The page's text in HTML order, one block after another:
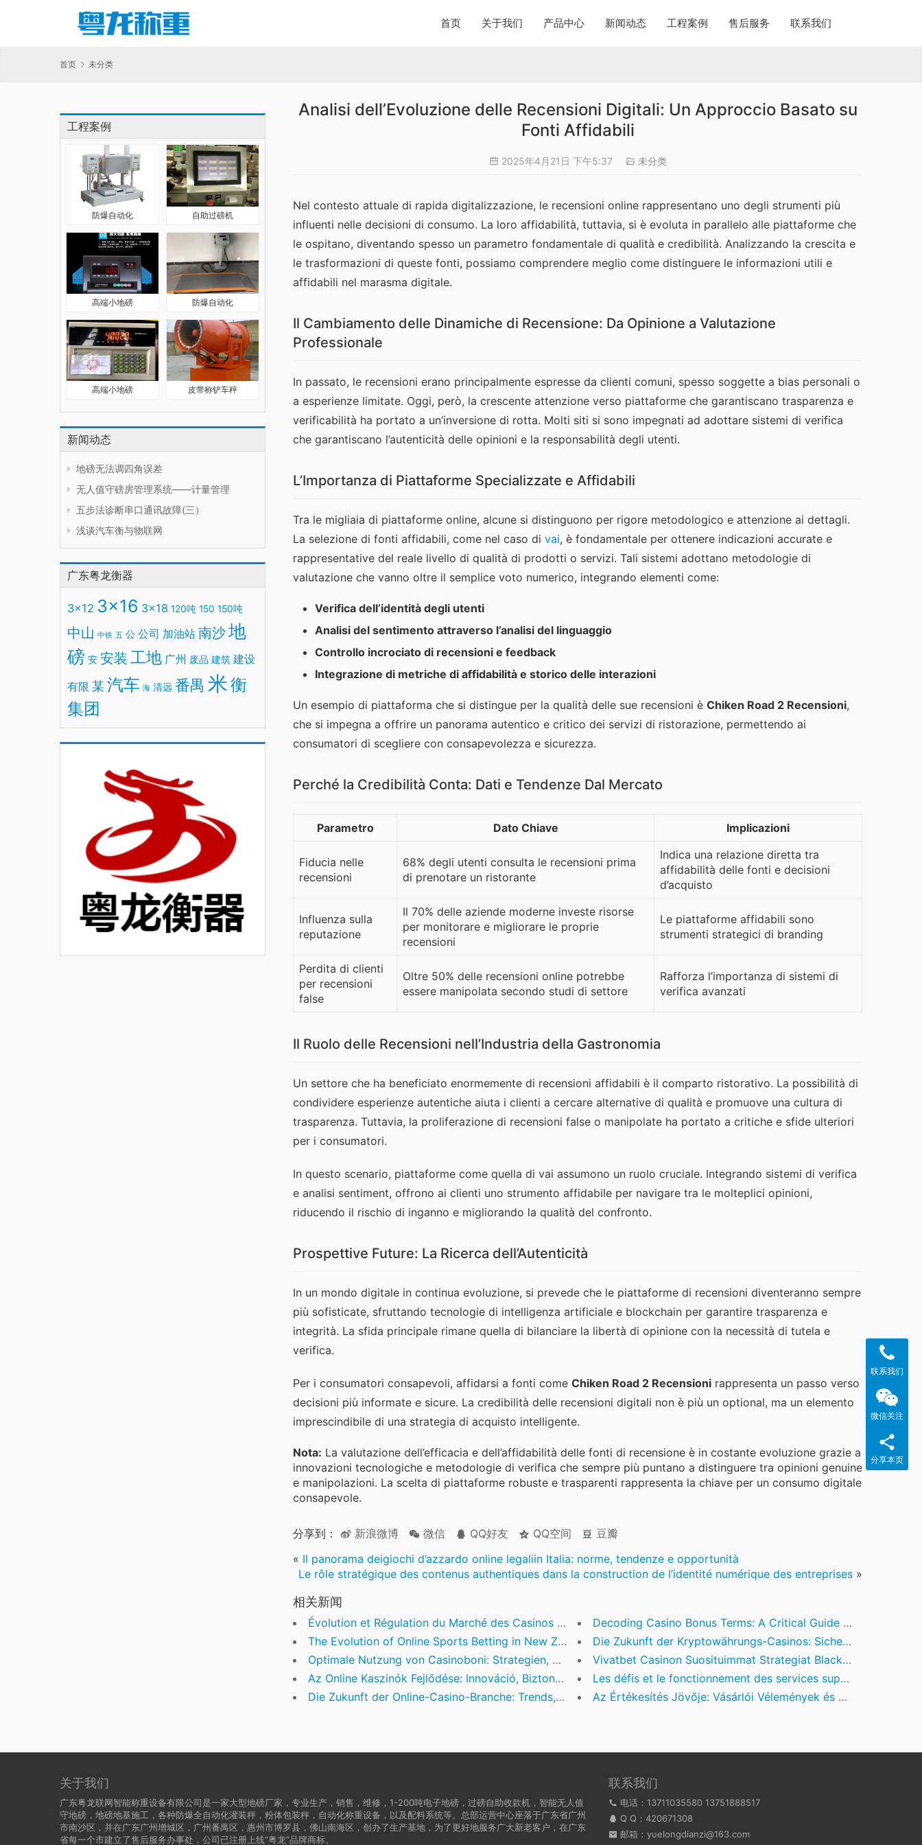
首页 关于我们 产品中心 新闻动态 工程案例 售后服务 联系我们
首页 未分类
工程案例
防爆自动化 自助过磅机
高端小地磅 防爆自动化
高端小地磅 皮带称铲车秤
新闻动态
地磅无法调四角误差
无人值守磅房管理系统——计量管理
五步法诊断串口通讯故障(三）
浅谈汽车衡与物联网
广东粤龙衡器
3x12 3x16 3x18 120吨 150 150吨
中山 中铁 五 公 公司 加油站 南沙地
磅 安 安装 工地 广州 废品 建筑 建设
有限 某 汽车 海 清远 番禺 米衡
集团
Analisi dell’Evoluzione delle Recensioni Digitali: Un Approccio Basato su
Fonti Affidabili
2025年4月21日 下午5:37 未分类
Nel contesto attuale di rapida digitalizzazione, le recensioni online rappresentano uno degli strumenti più
influenti nelle decisioni di consumo. La loro affidabilità, tuttavia, si è evoluta in parallelo alle piattaforme che
le ospitano, diventando spesso un parametro fondamentale di qualità e credibilità. Analizzando la crescita e
le trasformazioni di queste fonti, possiamo comprendere meglio come distinguere le informazioni utili e
affidabili nel marasma digitale.
Il Cambiamento delle Dinamiche di Recensione: Da Opinione a Valutazione
Professionale
In passato, le recensioni erano principalmente espresse da clienti comuni, spesso soggette a bias personali o
a esperienze limitate. Oggi, però, la crescente attenzione verso piattaforme che garantiscano trasparenza e
verificabilità ha portato a un’inversione di rotta. Molti siti si sono impegnati ad adottare sistemi di verifica
che garantiscano l’autenticità delle opinioni e la responsabilità degli utenti.
L’Importanza di Piattaforme Specializzate e Affidabili
Tra le migliaia di piattaforme online, alcune si distinguono per rigore metodologico e attenzione ai dettagli.
La selezione di fonti affidabili, come nel caso di vai, è fondamentale per ottenere indicazioni accurate e
rappresentative del reale livello di qualità di prodotti o servizi. Tali sistemi adottano metodologie di
valutazione che vanno oltre il semplice voto numerico, integrando elementi come:
Verifica dell’identità degli utenti
Analisi del sentimento attraverso l’analisi del linguaggio
Controllo incrociato di recensioni e feedback
Integrazione di metriche di affidabilità e storico delle interazioni
Un esempio di piattaforma che si distingue per la qualità delle sue recensioni è Chiken Road 2 Recensioni,
che si impegna a offrire un panorama autentico e critico dei servizi di ristorazione, permettendo ai
consumatori di scegliere con consapevolezza e sicurezza.
Perché la Credibilità Conta: Dati e Tendenze Dal Mercato
Parametro Dato Chiave Implicazioni
Fiducia nelle
recensioni
68% degli utenti consulta le recensioni prima
di prenotare un ristorante
Indica una relazione diretta tra
affidabilità delle fonti e decisioni
d’acquisto
Influenza sulla
reputazione
Il 70% delle aziende moderne investe risorse
per monitorare e migliorare le proprie
recensioni
Le piattaforme affidabili sono
strumenti strategici di branding
Perdita di clienti
per recensioni
false
Oltre 50% delle recensioni online potrebbe
essere manipolata secondo studi di settore
Rafforza l’importanza di sistemi di
verifica avanzati
Il Ruolo delle Recensioni nell’Industria della Gastronomia
Un settore che ha beneficiato enormemente di recensioni affidabili è il comparto ristorativo. La possibilità di
condividere esperienze autentiche aiuta i clienti a cercare alternative di qualità e promuove una cultura di
trasparenza. Tuttavia, la proliferazione di recensioni false o manipolate ha portato a critiche e sfide ulteriori
per i consumatori.
In questo scenario, piattaforme come quella di vai assumono un ruolo cruciale. Integrando sistemi di verifica
e analisi sentiment, offrono ai clienti uno strumento affidabile per navigare tra le molteplici opinioni,
riducendo il rischio di inganno e migliorando la qualità del confronto.
Prospettive Future: La Ricerca dell’Autenticità
In un mondo digitale in continua evoluzione, si prevede che le piattaforme di recensioni diventeranno sempre
più sofisticate, sfruttando tecnologie di intelligenza artificiale e blockchain per garantire trasparenza e
integrità. La sfida principale rimane quella di bilanciare la libertà di opinione con la necessità di tutela e
verifica.
Per i consumatori consapevoli, affidarsi a fonti come Chiken Road 2 Recensioni rappresenta un passo verso
decisioni più informate e sicure. La credibilità delle recensioni digitali non è più un optional, ma un elemento
imprescindibile di una strategia di acquisto intelligente.
Nota: La valutazione dell’efficacia e dell’affidabilità delle fonti di recensione è in costante evoluzione grazie a
innovazioni tecnologiche e metodologie di verifica che sempre più puntano a distinguere tra opinioni genuine
e manipolazioni. La scelta di piattaforme robuste e trasparenti rappresenta la chiave per un consumo digitale
consapevole.
分享到： 新浪微博 微信 QQ好友 QQ空间
豆瓣
« Il panorama deigiochi d’azzardo online legaliin Italia: norme, tendenze e opportunità
Le rôle stratégique des contenus authentiques dans la construction de l’identité numérique des entreprises »
相关新闻
Évolution et Régulation du Marché des Casinos en Ligne en France : Une Analyse Approfondie
Decoding Casino Bonus Terms: A Critical Guide for Modern Players
The Evolution of Online Sports Betting in New Zealand: Elevating Player Experience with Rewarded Engagement
Die Zukunft der Kryptowährungs-Casinos: Sicherheit, Innovation und Regulierung
Optimale Nutzung von Casinoboni: Strategien, Tipps und rechtliche Aspekte
Vivatbet Casinon Suosituimmat Strategiat Blackjackissa
Az Online Kaszinók Fejlődése: Innováció, Biztonság és Iparági Trendszek
Les défis et le fonctionnement des services support dans l’industrie du jeu en ligne
Die Zukunft der Online-Casino-Branche: Trends, Regulierung und Innovation
Az Értékesítés Jövője: Vásárlói Vélemények és Digitalizációs Innovációk
关于我们
广东粤龙联网智能称重设备有限公司是一家大型地磅厂家，专业生产，销售，维修，1-200吨电子地磅，过磅自助收款机，智能无人值
守地磅，地磅地基施工，各种防爆全自动化灌装秤，粉体包装秤，自动化称重设备，以及配料系统等。总部运营中心座落于广东省广州
市南沙区，并在广东广州增城区，广州番禺区，惠州市博罗县，佛山南海区，创办了生产基地，为了更好地服务广大新老客户，在广东
省每一个市建立了售后服务办事处，公司已注册上线“粤龙”品牌商标。
联系我们
电话：13711035580 13751888517
Q Q： 420671308
邮箱：yuelongdianzi@163.com
联系我们
微信关注
分享本页